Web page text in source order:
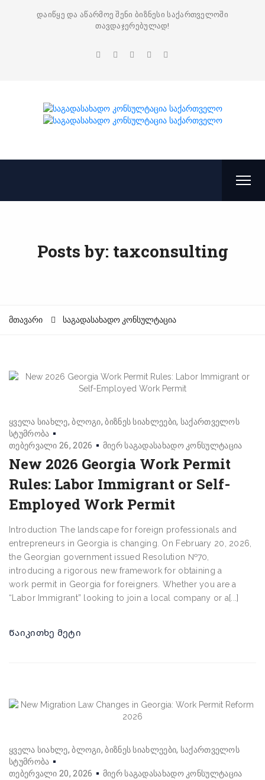
დაიწყე და აწარმოე შენი ბიზნესი საქართველოში
თავდაჯერებულად!
Posts by: taxconsulting
მთავარი საგადასახადო კონსულტაცია
ყველა სიახლე ბლოგი ბიზნეს სიახლეები საქართველოს
სტუმრობა
თებერვალი 26, 2026
მიერ საგადასახადო კონსულტაცია
New 2026 Georgia Work Permit
Rules: Labor Immigrant or Self-
Employed Work Permit
Introduction The landscape for foreign professionals and
entrepreneurs in Georgia is changing. On February 20, 2026,
the Georgian government issued Resolution №70,
introducing a rigorous new framework for obtaining a
work permit in Georgia for foreigners. Whether you are a
“Labor Immigrant” looking to join a local company or a[...]
Წაიკითხე მეტი
ყველა სიახლე ბლოგი ბიზნეს სიახლეები საქართველოს
სტუმრობა
თებერვალი 20, 2026
მიერ საგადასახადო კონსულტაცია